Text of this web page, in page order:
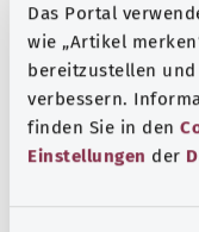
Das Portal
wie „Artikel
bereitzustellen
verbessern.
finden Sie in den
Einstellungen der